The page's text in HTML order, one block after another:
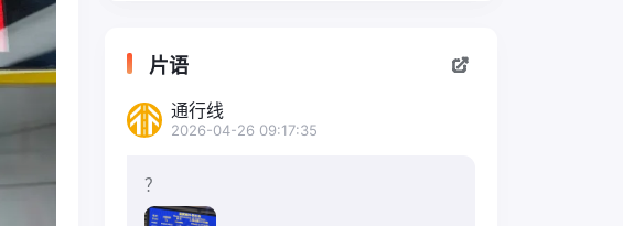
片语
通行线
2026-04-26 09:17:35
？